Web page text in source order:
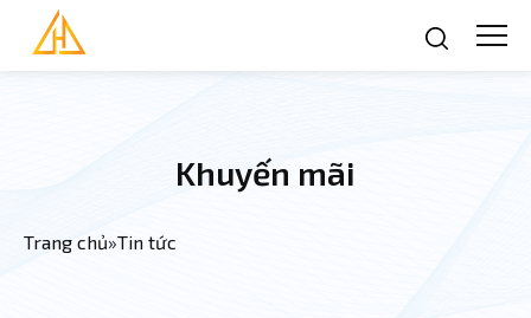
Nhảy đến nội dung
Khuyến mãi
Bạn đang ở đây
Trang chủ»Tin tức